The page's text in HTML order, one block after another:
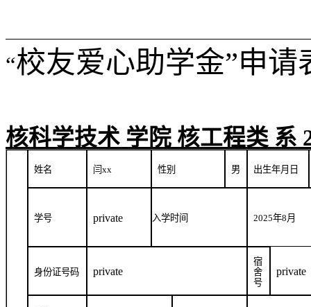
“校友爱心助学金”申请
核科学技术 学院 核工程类 系
姓名 闫 xx 性别 男 出生年月日
学号 private 入学时间 2025年8月
身份证号码 private
宿
舍
号
private